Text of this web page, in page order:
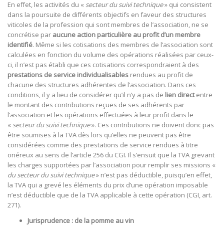
En effet, les activités du « secteur du suivi technique» qui consistent
dans la poursuite de différents objectifs en faveur des structures
viticoles de la profession qui sont membres de l’association, ne se
concrétise par aucune action particulière au profit d’un membre
identifié. Même si les cotisations des membres de l’association sont
calculées en fonction du volume des opérations réalisées par ceux-
ci, il n’est pas établi que ces cotisations correspondraient à des
prestations de service individualisables rendues au profit de
chacune des structures adhérentes de l’association. Dans ces
conditions, il y a lieu de considérer qu’il n’y a pas de lien directentre
le montant des contributions reçues de ses adhérents par
l’association et les opérations effectuées à leur profit dans le
« secteur du suivi technique». Ces contributions ne doivent donc pas
être soumises à la TVA dès lors qu’elles ne peuvent pas être
considérées comme des prestations de service rendues à titre
onéreux au sens de l’article 256 du CGI. Il s’ensuit que la TVA grevant
les charges supportées par l’association pour remplir ses missions «
du secteur du suivi technique» n’est pas déductible, puisqu’en effet,
la TVA qui a grevé les éléments du prix d’une opération imposable
n’est déductible que de la TVA applicable à cette opération (CGI, art.
271).
Jurisprudence : de la pomme au vin